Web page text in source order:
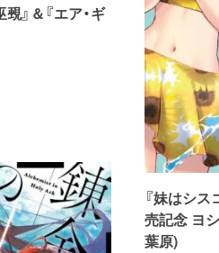
』＆『エア・ギ
『妹はシ
売記念 ヨ
葉原)